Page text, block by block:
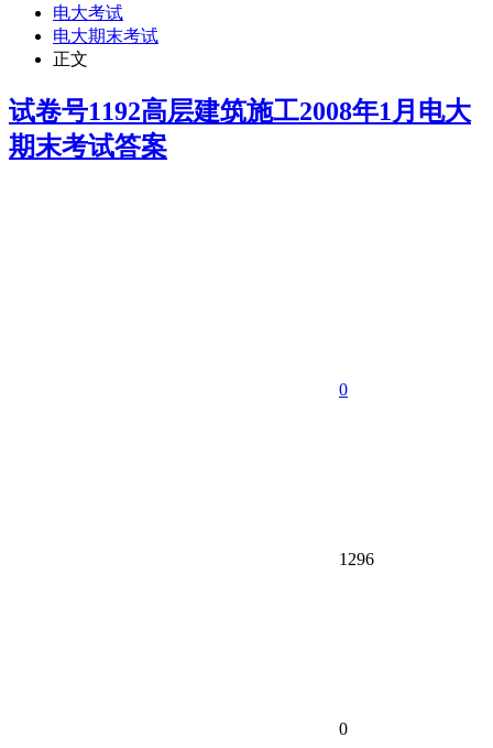
电大考试
电大期末考试
正文
试卷号1192高层建筑施工2008年1月电大
期末考试答案
0
1296
0